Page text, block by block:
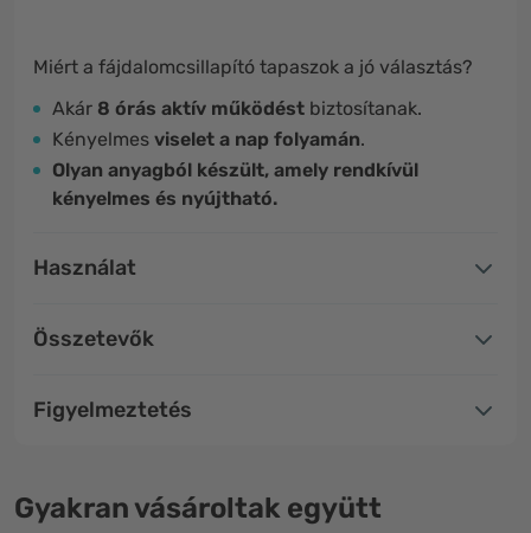
Miért a fájdalomcsillapító tapaszok a jó választás?
Akár 8 órás aktív működést biztosítanak.
Kényelmes viselet a nap folyamán.
Olyan anyagból készült, amely rendkívül
kényelmes és nyújtható.
Használat
Összetevők
Figyelmeztetés
Gyakran vásároltak együtt